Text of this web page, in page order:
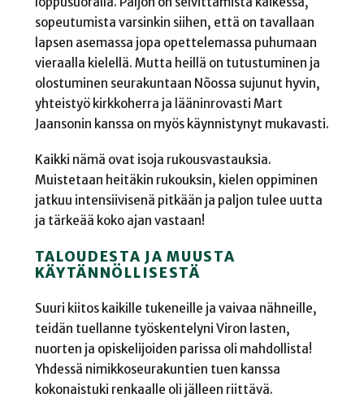
sopeutumista varsinkin siihen, että on tavallaan
lapsen asemassa jopa opettelemassa puhumaan
vieraalla kielellä. Mutta heillä on tutustuminen ja
olostuminen seurakuntaan Nõossa sujunut hyvin,
yhteistyö kirkkoherra ja lääninrovasti Mart
Jaansonin kanssa on myös käynnistynyt mukavasti.
Kaikki nämä ovat isoja rukousvastauksia.
Muistetaan heitäkin rukouksin, kielen oppiminen
jatkuu intensiivisenä pitkään ja paljon tulee uutta
ja tärkeää koko ajan vastaan!
TALOUDESTA JA MUUSTA
KÄYTÄNNÖLLISESTÄ
Suuri kiitos kaikille tukeneille ja vaivaa nähneille,
teidän tuellanne työskentelyni Viron lasten,
nuorten ja opiskelijoiden parissa oli mahdollista!
Yhdessä nimikkoseurakuntien tuen kanssa
kokonaistuki renkaalle oli jälleen riittävä.